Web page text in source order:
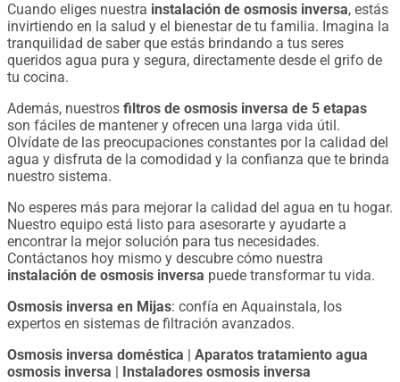
Cuando eliges nuestra instalación de osmosis inversa, estás
invirtiendo en la salud y el bienestar de tu familia. Imagina la
tranquilidad de saber que estás brindando a tus seres
queridos agua pura y segura, directamente desde el grifo de
tu cocina.
Además, nuestros filtros de osmosis inversa de 5 etapas
son fáciles de mantener y ofrecen una larga vida útil.
Olvídate de las preocupaciones constantes por la calidad del
agua y disfruta de la comodidad y la confianza que te brinda
nuestro sistema.
No esperes más para mejorar la calidad del agua en tu hogar.
Nuestro equipo está listo para asesorarte y ayudarte a
encontrar la mejor solución para tus necesidades.
Contáctanos hoy mismo y descubre cómo nuestra
instalación de osmosis inversa puede transformar tu vida.
Osmosis inversa en Mijas: confía en Aquainstala, los
expertos en sistemas de filtración avanzados.
Osmosis inversa doméstica | Aparatos tratamiento agua
osmosis inversa | Instaladores osmosis inversa